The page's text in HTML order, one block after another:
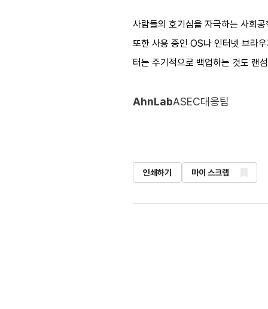
사람들의 호기심을 자극하는 사회
또한 사용 중인 OS나 인터넷 브라
터는 주기적으로 백업하는 것도 랜
AhnLabASEC대응팀
인쇄하기 마이 스크랩